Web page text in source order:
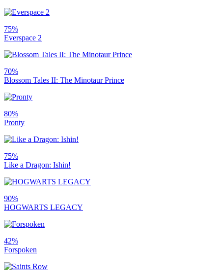
75%
Everspace 2
70%
Blossom Tales II: The Minotaur Prince
80%
Pronty
75%
Like a Dragon: Ishin!
90%
HOGWARTS LEGACY
42%
Forspoken